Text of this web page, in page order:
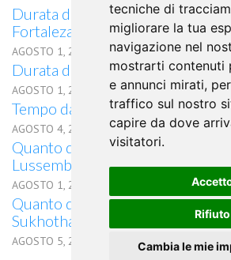
tecniche di
migliorare la tua
navigazione nel
mostrarti contenuti
e annunci mirati,
traffico sul nostro
capire da dove
visitatori.
Rifiuto
Cambia le mie
Durata del volo Quanto dura il
Fortaleza
AGOSTO 1, 2026
Durata del volo da Malmö per
AGOSTO 1, 2026
Tempo da Malmö a Columbia, SC
AGOSTO 4, 2026
Quanto dura il volo da Malmö,
Lussemburgo, Lussemburgo
AGOSTO 1, 2026
Quanto dura il volo in aereo da
Sukhothai
AGOSTO 5, 2026